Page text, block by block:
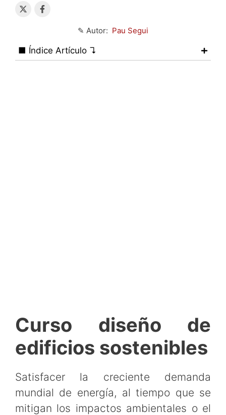
✎ Autor: Pau Segui
■ Índice Artículo ↴
Curso diseño de
edificios sostenibles
Satisfacer la creciente demanda
mundial de energía, al tiempo que se
mitigan los impactos ambientales o el